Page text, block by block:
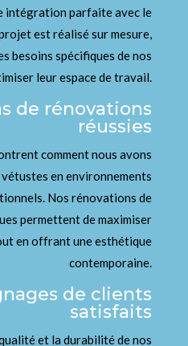
intégration parfaite avec le
est réalisé sur mesure,
besoins spécifiques de nos
leur espace de travail.
de rénovations
réussies
comment nous avons
en environnements
Nos rénovations de
permettent de maximiser
en offrant une esthétique
contemporaine.
de clients
satisfaits
et la durabilité de nos